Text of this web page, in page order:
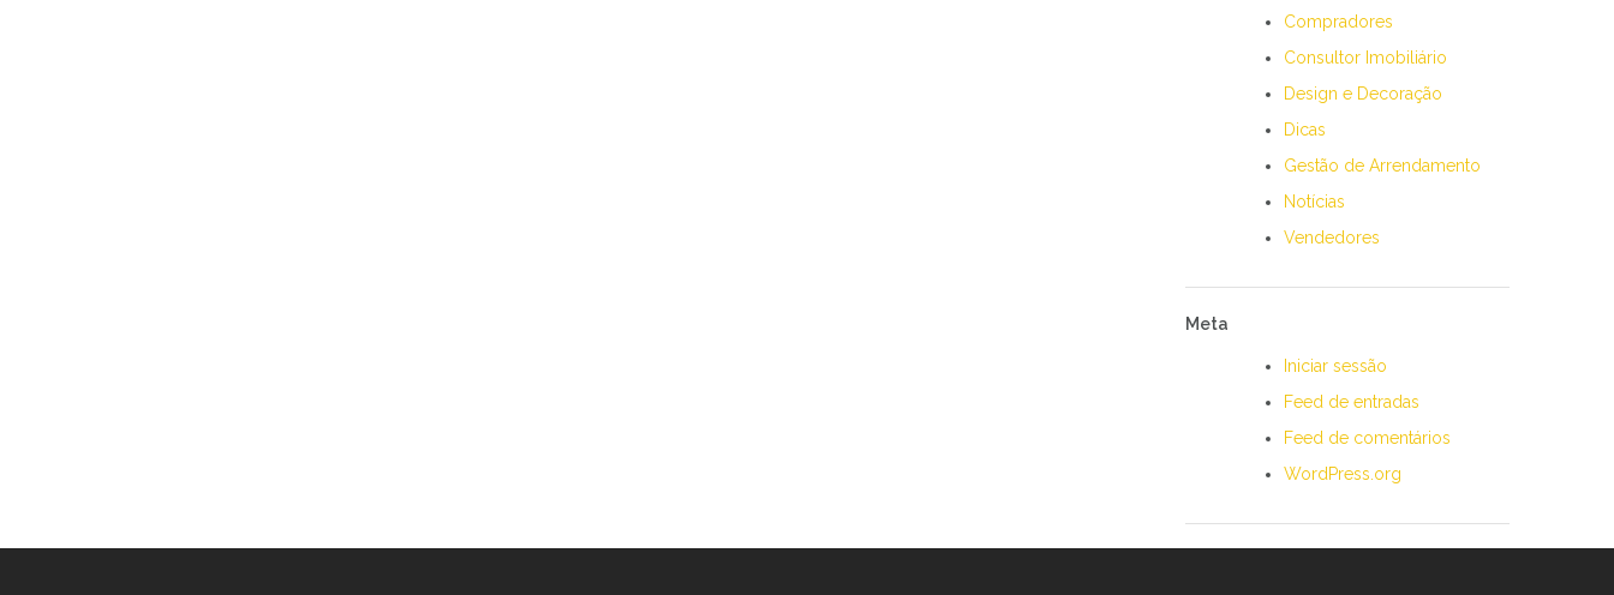
Compradores
Consultor Imobiliário
Design e Decoração
Dicas
Gestão de Arrendamento
Notícias
Vendedores
Meta
Iniciar sessão
Feed de entradas
Feed de comentários
WordPress.org